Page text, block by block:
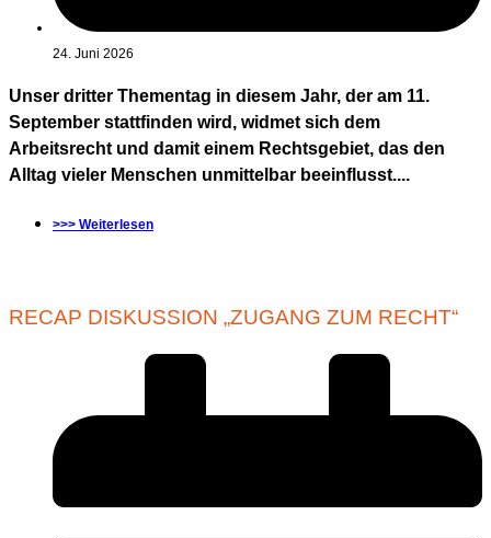
24. Juni 2026
Unser dritter Thementag in diesem Jahr, der am 11.
September stattfinden wird, widmet sich dem
Arbeitsrecht und damit einem Rechtsgebiet, das den
Alltag vieler Menschen unmittelbar beeinflusst....
>>> Weiterlesen
RECAP DISKUSSION „ZUGANG ZUM RECHT“